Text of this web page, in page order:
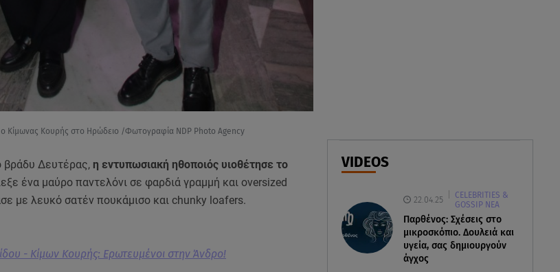
Stars System: Γιορτάζει 20
VIDEOS
22.04.25
CELEBRITIES &
GOSSIP ΝΕΑ
Παρθένος: Σχέσεις στο
μικροσκόπιο. Δουλειά και
υγεία, σας δημιουργούν
άγχος
ο Κίμωνας Κουρής στο Ηρώδειο /Φωτογραφία NDP Photo Agency
βράδυ Δευτέρας, η εντυπωσιακή ηθοποιός υιοθέτησε το
ένα μαύρο παντελόνι σε φαρδιά γραμμή και oversized
με λευκό σατέν πουκάμισο και chunky loafers.
- Κίμων Κουρής: Ερωτευμένοι στην Άνδρο!